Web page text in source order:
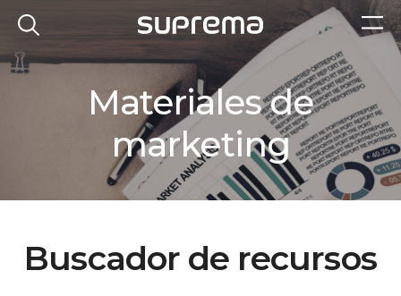
Materiales de
marketing
Buscador de recursos